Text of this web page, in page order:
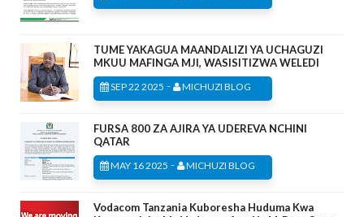
TUME YAKAGUA MAANDALIZI YA UCHAGUZI
MKUU MAFINGA MJI, WASISITIZWA WELEDI
SEP 22 2025 - MICHUZI BLOG
FURSA 800 ZA AJIRA YA UDEREVA NCHINI
QATAR
MAY 16 2025 - MICHUZI BLOG
Vodacom Tanzania Kuboresha Huduma Kwa